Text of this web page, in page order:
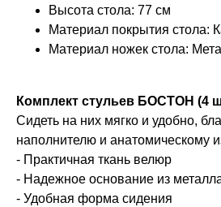
Высота стола: 77 см
Материал покрытия стола:
Материал ножек стола:
Комплект стульев БОСТОН (4
Сидеть на них мягко и удобно,
наполнителю и анатомическому
- Практичная ткань велюр
- Надежное основание из
- Удобная форма сидения